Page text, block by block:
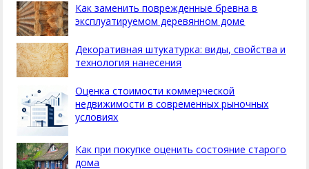
Как заменить поврежденные бревна в
эксплуатируемом деревянном доме
Декоративная штукатурка: виды, свойства и
технология нанесения
Оценка стоимости коммерческой
недвижимости в современных рыночных
условиях
Как при покупке оценить состояние старого
дома